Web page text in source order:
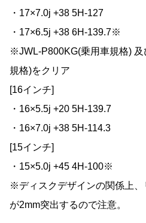
・17×7.0j +38 5H-127
・17×6.5j +38 6H-139.7※
※JWL-P800KG(乗用車規格) 及
規格)をクリア
[16インチ]
・16×5.5j +20 5H-139.7
・16×7.0j +38 5H-114.3
[15インチ]
・15×5.0j +45 4H-100※
※ディスクデザインの関係上、
が2mm突出するので注意。